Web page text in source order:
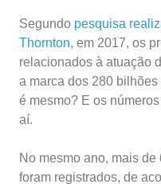
Segundo pesquisa
Thornton, em 2017, os
relacionados à atuação
a marca dos 280
é mesmo? E os
aí.
No mesmo ano, mais
foram registrados, de